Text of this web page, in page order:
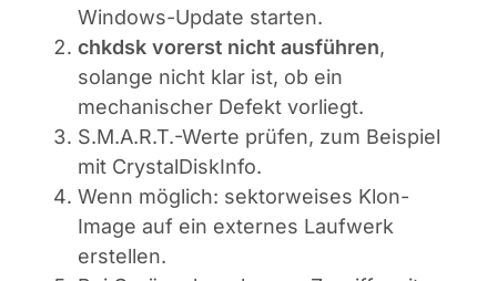
Windows-Update starten.
chkdsk vorerst nicht ausführen,
solange nicht klar ist, ob ein
mechanischer Defekt vorliegt.
S.M.A.R.T.-Werte prüfen, zum Beispiel
mit CrystalDiskInfo.
Wenn möglich: sektorweises Klon-
Image auf ein externes Laufwerk
erstellen.